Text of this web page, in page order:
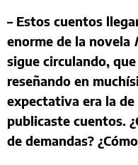
– Estos cuentos
enorme de la novela
sigue circulando,
reseñando en
expectativa era la
publicaste cuentos.
de demandas?